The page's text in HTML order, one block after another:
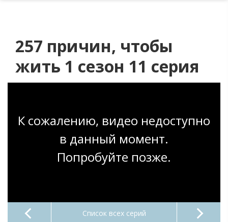
257 причин, чтобы
жить 1 сезон 11 серия
К сожалению, видео недоступно
в данный момент.
Попробуйте позже.
Список всех серий